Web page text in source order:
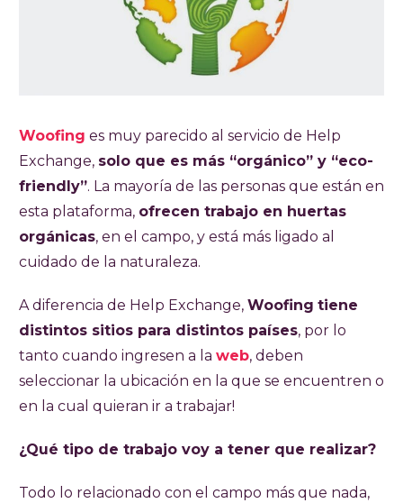
Woofing es muy parecido al servicio de Help
Exchange, solo que es más “orgánico” y “eco-
friendly”. La mayoría de las personas que están en
esta plataforma, ofrecen trabajo en huertas
orgánicas, en el campo, y está más ligado al
cuidado de la naturaleza.
A diferencia de Help Exchange, Woofing tiene
distintos sitios para distintos países, por lo
tanto cuando ingresen a la web, deben
seleccionar la ubicación en la que se encuentren o
en la cual quieran ir a trabajar!
¿Qué tipo de trabajo voy a tener que realizar?
Todo lo relacionado con el campo más que nada,